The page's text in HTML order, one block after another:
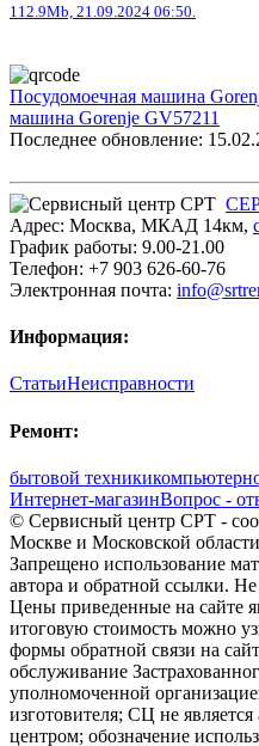
112.9Mb, 21.09.2024 06:50.
Посудомоечная машина
машина Gorenje GV57211
Последнее обновление:
Адрес: Москва, МКАД 14км,
График работы: 9.00-21.00
Телефон: +7 903 626-60-76
Электронная почта:
Информация:
СтатьиНеисправности
Ремонт:
бытовой техники
Интернет-магазинВопрос -
© Сервисный центр СРТ -
Москве и Московской
Запрещено использование
автора и обратной ссылки.
Цены приведенные на сайте
итоговую стоимость можно
формы обратной связи на
обслуживание
уполномоченной
изготовителя; СЦ не
центром; обозначение